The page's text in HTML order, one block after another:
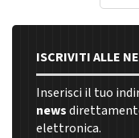
ISCRIVITI ALLE
Inserisci il tuo
news
elettronica.